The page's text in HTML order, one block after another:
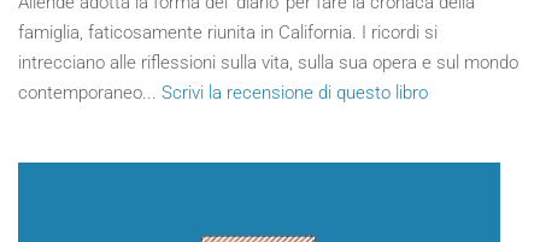
famiglia, faticosamente riunita in California. I ricordi si
intrecciano alle riflessioni sulla vita, sulla sua opera e sul mondo
contemporaneo... Scrivi la recensione di questo libro